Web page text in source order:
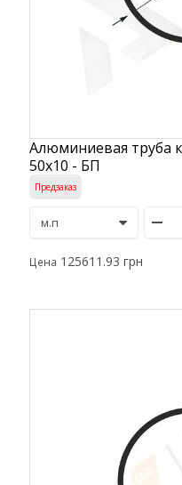
Алюминиевая труба
50х10 - БП
Предзаказ
Цена 125611.93 грн